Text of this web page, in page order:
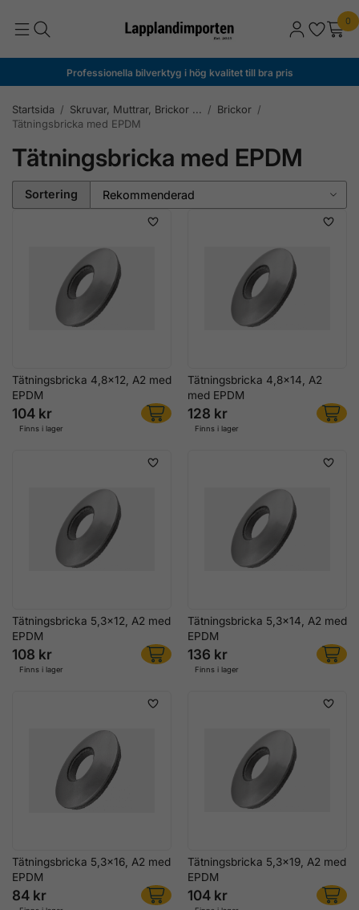
0
Professionella bilverktyg i hög kvalitet till bra pris
Startsida / Skruvar, Muttrar, Brickor ... / Brickor /
Tätningsbricka med EPDM
Tätningsbricka med EPDM
Sortering
Tätningsbricka 4,8x12, A2 med
EPDM
104 kr
Finns i lager
Tätningsbricka 4,8x14, A2
med EPDM
128 kr
Finns i lager
Tätningsbricka 5,3x12, A2 med
EPDM
108 kr
Finns i lager
Tätningsbricka 5,3x14, A2 med
EPDM
136 kr
Finns i lager
Tätningsbricka 5,3x16, A2 med
EPDM
84 kr
Tätningsbricka 5,3x19, A2 med
EPDM
104 kr